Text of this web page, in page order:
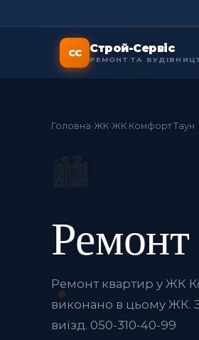
СС Строй-Сервіс
РЕМОНТ ТА
Головна›ЖК›ЖК Комфорт Таун
Ремонт квартир у ЖК
виконано в цьому ЖК.
виїзд. 050-310-40-99